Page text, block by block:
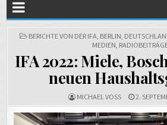
POSTED
BERICHTE VON DER IFA, BERLIN,
MEDIEN,
IFA 2022: Miele,
neuen
MICHAEL VOSS 2.